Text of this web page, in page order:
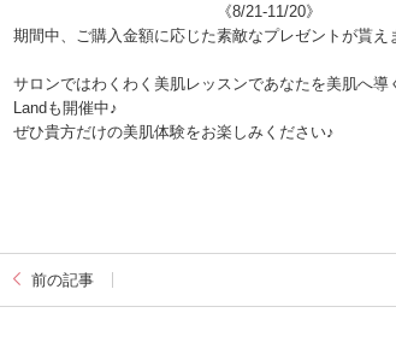
《8/21-11/20》
期間中、ご購入金額に応じた素敵なプレゼントが貰え
サロンではわくわく美肌レッスンであなたを美肌へ導
Landも開催中♪
ぜひ貴方だけの美肌体験をお楽しみください♪
前の記事